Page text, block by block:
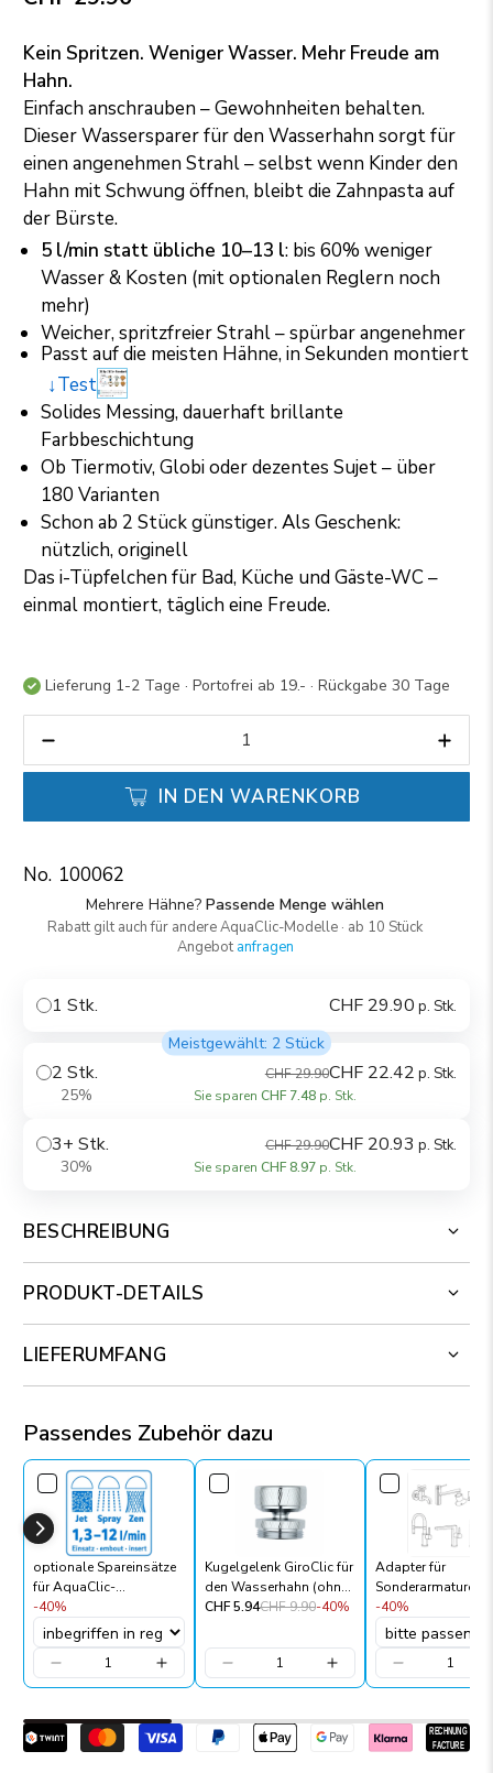
Kein Spritzen. Weniger Wasser. Mehr Freude am
Hahn.
Einfach anschrauben – Gewohnheiten behalten.
Dieser Wassersparer für den Wasserhahn sorgt für
einen angenehmen Strahl – selbst wenn Kinder den
Hahn mit Schwung öffnen, bleibt die Zahnpasta auf
der Bürste.
5 l/min statt übliche 10–13 l: bis 60% weniger
Wasser & Kosten (mit optionalen Reglern noch
mehr)
Weicher, spritzfreier Strahl – spürbar angenehmer
Passt auf die meisten Hähne, in Sekunden montiert
↓Test
Solides Messing, dauerhaft brillante
Farbbeschichtung
Ob Tiermotiv, Globi oder dezentes Sujet – über
180 Varianten
Schon ab 2 Stück günstiger. Als Geschenk:
nützlich, originell
Das i-Tüpfelchen für Bad, Küche und Gäste-WC –
einmal montiert, täglich eine Freude.
Lieferung 1-2 Tage · Portofrei ab 19.- · Rückgabe 30 Tage
IN DEN WARENKORB
100062
Mehrere Hähne?Passende Menge wählen
Rabatt gilt auch für andere AquaClic-Modelle · ab 10 Stück
Angebot anfragen
1 Stk. CHF 29.90 p. Stk.
Meistgewählt: 2 Stück
2 Stk. CHF 29.90CHF 22.42 p. Stk.
25% Sie sparen CHF 7.48p. Stk.
3+ Stk. CHF 29.90CHF 20.93 p. Stk.
30% Sie sparen CHF 8.97p. Stk.
BESCHREIBUNG
PRODUKT-DETAILS
LIEFERUMFANG
Passendes Zubehör dazu
optionale Spareinsätze
für AquaClic-
Strahlregler – 1,3 bis 12
l/min
-40%
Kugelgelenk GiroClic für
den Wasserhahn (ohne
AquaClic)
CHF 5.94CHF 9.90-40%
Adapter für
Sonderarmaturen
-40%